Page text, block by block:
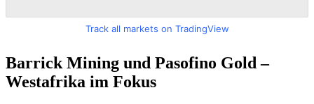
Track all markets on TradingView
Barrick Mining und Pasofino Gold –
Westafrika im Fokus